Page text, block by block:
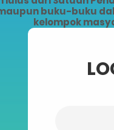
buku-buku
kelompok